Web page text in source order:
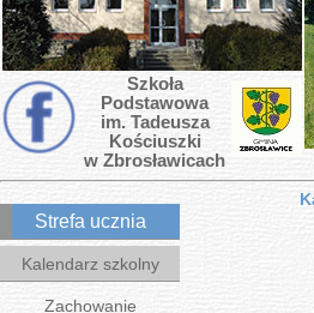
Szkoła
Podstawowa
im. Tadeusza
Kościuszki
w Zbrosławicach
Strefa ucznia
Kalendarz szkolny
Zachowanie